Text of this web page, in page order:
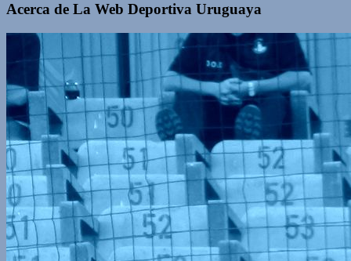
Acerca de La Web Deportiva Uruguaya